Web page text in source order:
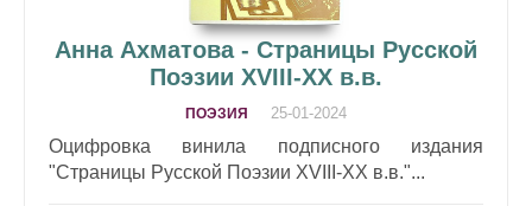
Анна Ахматова - Страницы Русской
Поэзии XVIII-XX в.в.
ПОЭЗИЯ 25-01-2024
Оцифровка винила подписного издания
"Страницы Русской Поэзии XVIII-XX в.в."...